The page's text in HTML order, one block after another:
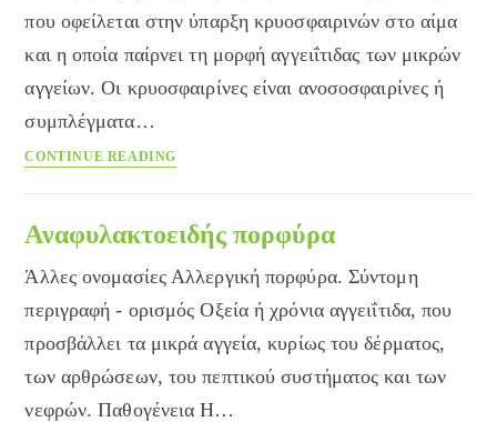
που οφείλεται στην ύπαρξη κρυοσφαιρινών στο αίμα
και η οποία παίρνει τη μορφή αγγειΐτιδας των μικρών
αγγείων. Οι κρυοσφαιρίνες είναι ανοσοσφαιρίνες ή
συμπλέγματα…
CONTINUE READING
Αναφυλακτοειδής πορφύρα
Άλλες ονομασίες Αλλεργική πορφύρα. Σύντομη
περιγραφή - ορισμός Οξεία ή χρόνια αγγειΐτιδα, που
προσβάλλει τα μικρά αγγεία, κυρίως του δέρματος,
των αρθρώσεων, του πεπτικού συστήματος και των
νεφρών. Παθογένεια Η…